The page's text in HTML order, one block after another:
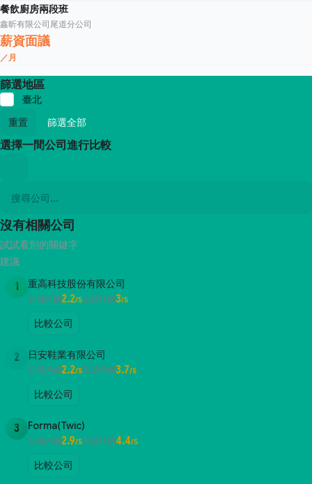
餐飲廚房兩段班
鑫昕有限公司尾道分公司
薪資面議
／月
篩選地區
臺北
重置
篩選全部
選擇一間公司進行比較
沒有相關公司
試試看別的關鍵字
建議
1 重高科技股份有限公司
公司評價2.2/5面試評價3/5
比較公司
2 日安鞋業有限公司
公司評價2.2/5面試評價3.7/5
比較公司
3 Forma(Twic)
公司評價2.9/5面試評價4.4/5
比較公司